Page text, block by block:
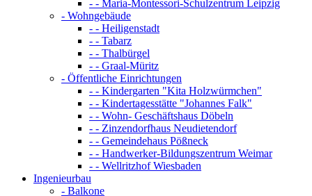
- - Maria-Montessori-Schulzentrum Leipzig
- Wohngebäude
- - Heiligenstadt
- - Tabarz
- - Thalbürgel
- - Graal-Müritz
- Öffentliche Einrichtungen
- - Kindergarten "Kita Holzwürmchen"
- - Kindertagesstätte "Johannes Falk"
- - Wohn- Geschäftshaus Döbeln
- - Zinzendorfhaus Neudietendorf
- - Gemeindehaus Pößneck
- - Handwerker-Bildungszentrum Weimar
- - Wellritzhof Wiesbaden
Ingenieurbau
- Balkone